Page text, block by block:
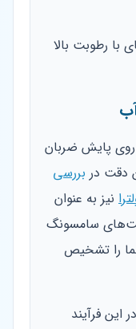
با رطوبت بالا
روی پایش ضربان
دقت در بررسی
نیز به عنوان
سامسونگ
شما را تشخیص
این فرآیند